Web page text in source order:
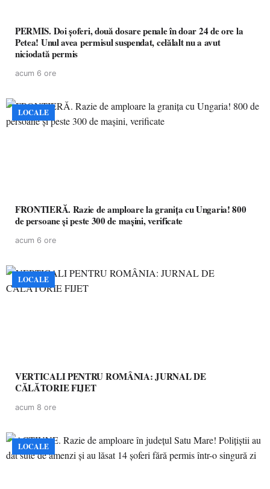
PERMIS. Doi șoferi, două dosare penale în doar 24 de ore la
Petea! Unul avea permisul suspendat, celălalt nu a avut
niciodată permis
acum 6 ore
LOCALE
FRONTIERĂ. Razie de amploare la granița cu Ungaria! 800
de persoane și peste 300 de mașini, verificate
acum 6 ore
LOCALE
VERTICALI PENTRU ROMÂNIA: JURNAL DE
CĂLĂTORIE FIJET
acum 8 ore
LOCALE